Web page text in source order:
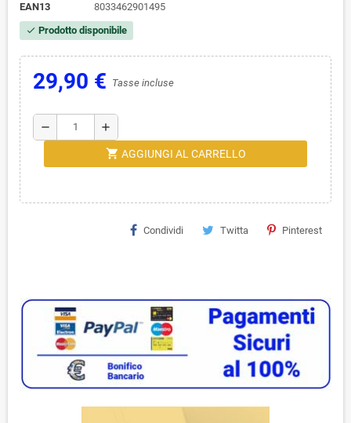
EAN13
8033462901495
check Prodotto disponibile
29,90 € Tasse incluse
remove add
shopping_cart AGGIUNGI AL CARRELLO
Condividi Twitta Pinterest